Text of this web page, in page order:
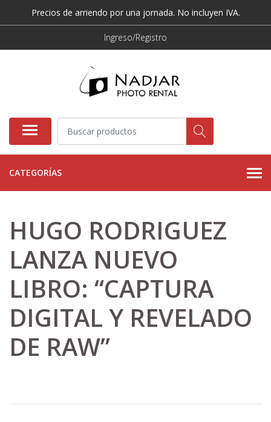
Precios de arriendo por una jornada. No incluyen IVA.
Ingreso/Registro
CATEGORÍAS
HUGO RODRIGUEZ
LANZA NUEVO
LIBRO: “CAPTURA
DIGITAL Y REVELADO
DE RAW”